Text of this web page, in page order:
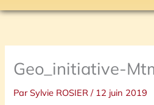
Geo_initiative-
ParSylvie ROSIER/ 12 juin 2019